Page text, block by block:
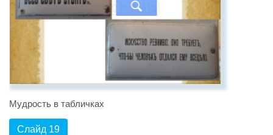
Мудрость в табличках
Слайд 19